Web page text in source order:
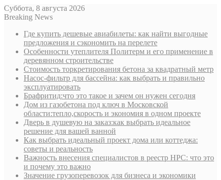
Суббота, 8 августа 2026
Breaking News
Где купить дешевые авиабилеты: как найти выгодные
предложения и сэкономить на перелете
Особенности утеплителя Политерм и его применение в
деревянном строительстве
Стоимость торкретирования бетона за квадратный метр
Насос-фильтр для бассейна: как выбрать и правильно
эксплуатировать
Брафритид:что это такое и зачем он нужен сегодня
Дом из газобетона под ключ в Московской
области:тепло,скорость и экономия в одном проекте
Дверь в душевую на заказ:как выбрать идеальное
решение для вашей ванной
Как выбрать идеальный проект дома или коттеджа:
советы и реальность
Важность внесения специалистов в реестр НРС: что это
и почему это важно
Значение грузоперевозок для бизнеса и экономики